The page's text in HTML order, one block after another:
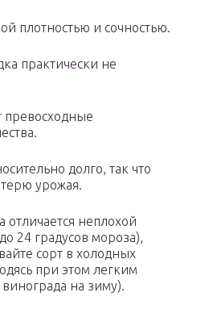
плотностью и сочностью.
практически не
превосходные
долго, так что
урожая.
отличается неплохой
24 градусов мороза),
сорт в холодных
при этом легким
на зиму).